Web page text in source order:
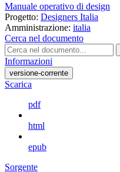
Manuale operativo di design
Progetto: Designers Italia
Amministrazione: italia
Cerca nel documento
Informazioni
versione-corrente
Scarica
pdf
html
epub
Sorgente